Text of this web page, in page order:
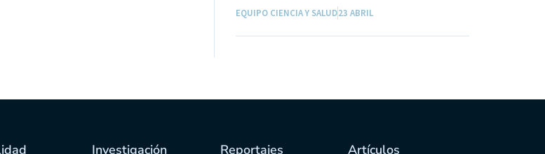
EQUIPO CIENCIA Y SALUD23 ABRIL
Investigación Reportajes Artículos